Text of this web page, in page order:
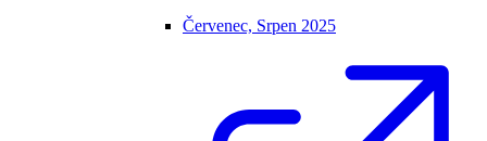
Červenec, Srpen 2025